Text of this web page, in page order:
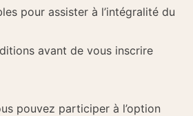
pour assister à l’intégralité du
avant de vous inscrire
pouvez participer à l’option